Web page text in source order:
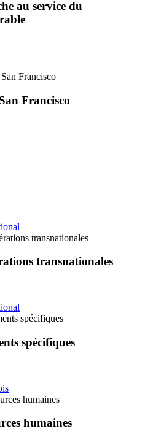
au service du
Francisco
Francisco
transnationales
transnationales
spécifiques
spécifiques
humaines
humaines